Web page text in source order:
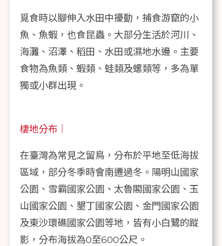
覓食時以腳伸入水田中擾動，捕食游竄的小
魚、魚蝦，也食昆蟲。大部分生活於河川、
海灘、沼澤、稻田、水田或濕地水邊。主要
食物為魚類、蝦類、蛙類及螺類等，多為單
獨或小群出現。
棲地分布｜
在臺灣為常見之留鳥，分布於平地至低海拔
區域，部分冬季時會南遷過冬。陽明山國家
公園、雪霸國家公園、太魯閣國家公園、玉
山國家公園、墾丁國家公園、金門國家公園
及東沙環礁國家公園等地，皆有小白鷺的蹤
影，分布海拔為0至600公尺。